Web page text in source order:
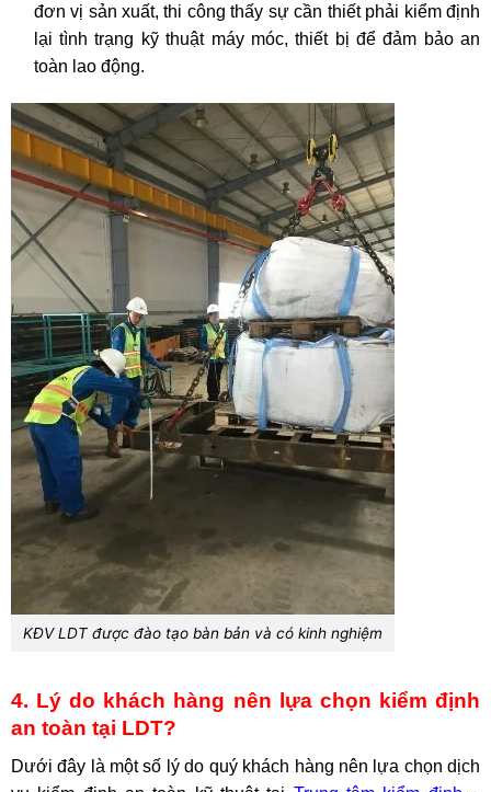
đơn vị sản xuất, thi công thấy sự cần thiết phải kiểm định
lại tình trạng kỹ thuật máy móc, thiết bị để đảm bảo an
toàn lao động.
KĐV LDT được đào tạo bàn bản và có kinh nghiệm
4. Lý do khách hàng nên lựa chọn kiểm định
an toàn tại LDT?
Dưới đây là một số lý do quý khách hàng nên lựa chọn dịch